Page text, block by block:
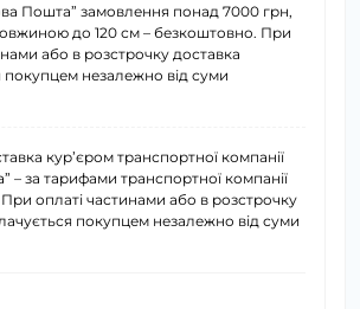
Пошта” замовлення понад 7000 грн,
до 120 см – безкоштовно. При
або в розстрочку доставка
покупцем незалежно від суми
курʼєром транспортної компанії
– за тарифами транспортної компанії
При оплаті частинами або в розстрочку
покупцем незалежно від суми